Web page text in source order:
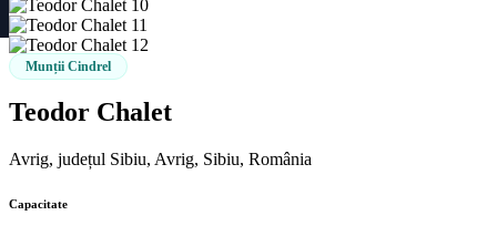
Munții Cindrel
Teodor Chalet
Avrig, județul Sibiu, Avrig, Sibiu, România
Capacitate